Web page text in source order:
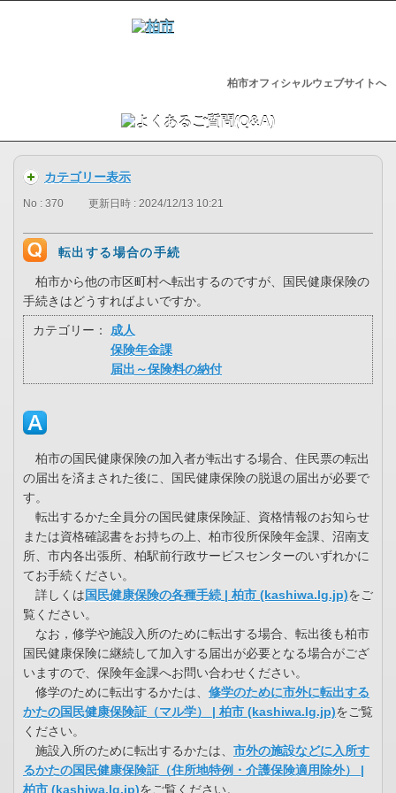
柏市オフィシャルウェブサイトへ
カテゴリー表示
No : 370 更新日時 : 2024/12/13 10:21
転出する場合の手続
柏市から他の市区町村へ転出するのですが、国民健康保険の
手続きはどうすればよいですか。
カテゴリー：
成人
保険年金課
届出～保険料の納付
柏市の国民健康保険の加入者が転出する場合、住民票の転出
の届出を済まされた後に、国民健康保険の脱退の届出が必要で
す。
転出するかた全員分の国民健康保険証、資格情報のお知らせ
または資格確認書をお持ちの上、柏市役所保険年金課、沼南支
所、市内各出張所、柏駅前行政サービスセンターのいずれかに
てお手続ください。
詳しくは国民健康保険の各種手続 | 柏市 (kashiwa.lg.jp)をご
覧ください。
なお，修学や施設入所のために転出する場合、転出後も柏市
国民健康保険に継続して加入する届出が必要となる場合がござ
いますので、保険年金課へお問い合わせください。
修学のために転出するかたは、 修学のために市外に転出する
かたの国民健康保険証（マル学） | 柏市 (kashiwa.lg.jp)をご覧
ください。
施設入所のために転出するかたは、 市外の施設などに入所す
るかたの国民健康保険証（住所地特例・介護保険適用除外） |
柏市 (kashiwa.lg.jp)をご覧ください。